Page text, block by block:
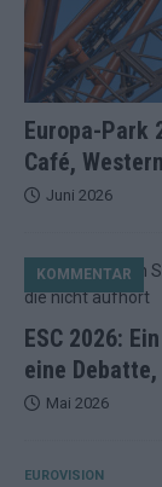
Europa-Park
Café,
Juni 2026
ESC 2026:
eine
KOMMENTAR
Mai 2026
EUROVISION